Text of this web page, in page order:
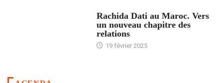
Rachida Dati au Maroc. Vers
un nouveau chapitre des
relations
19 février 2025